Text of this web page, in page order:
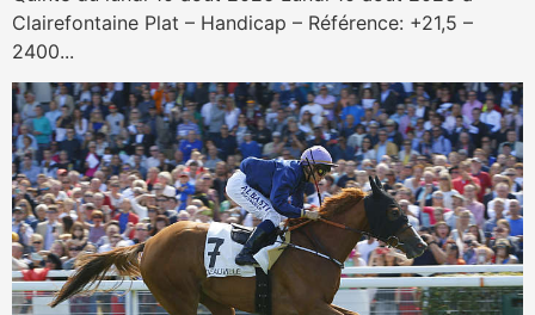
Clairefontaine Plat – Handicap – Référence: +21,5 –
2400...